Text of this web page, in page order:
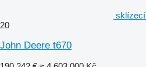
sklízecí
20
John Deere t670